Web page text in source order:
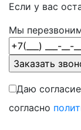
Если у вас
Мы
Даю
согласно